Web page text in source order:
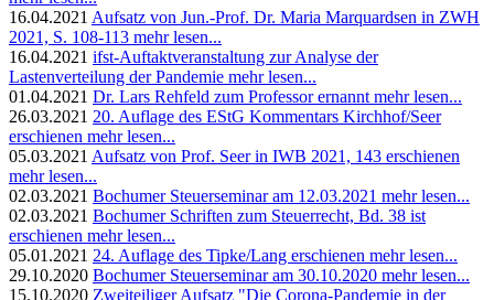
16.04.2021 Aufsatz von Jun.-Prof. Dr. Maria Marquardsen in ZWH
2021, S. 108-113 mehr lesen...
16.04.2021 ifst-Auftaktveranstaltung zur Analyse der
Lastenverteilung der Pandemie mehr lesen...
01.04.2021 Dr. Lars Rehfeld zum Professor ernannt mehr lesen...
26.03.2021 20. Auflage des EStG Kommentars Kirchhof/Seer
erschienen mehr lesen...
05.03.2021 Aufsatz von Prof. Seer in IWB 2021, 143 erschienen
mehr lesen...
02.03.2021 Bochumer Steuerseminar am 12.03.2021 mehr lesen...
02.03.2021 Bochumer Schriften zum Steuerrecht, Bd. 38 ist
erschienen mehr lesen...
05.01.2021 24. Auflage des Tipke/Lang erschienen mehr lesen...
29.10.2020 Bochumer Steuerseminar am 30.10.2020 mehr lesen...
15.10.2020 Zweiteiliger Aufsatz "Die Corona-Pandemie in der